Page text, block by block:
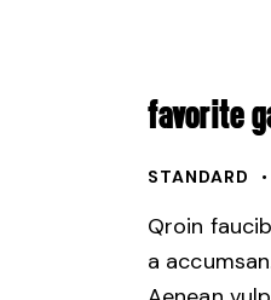
FAVORITE
STANDARD
Qroin
a